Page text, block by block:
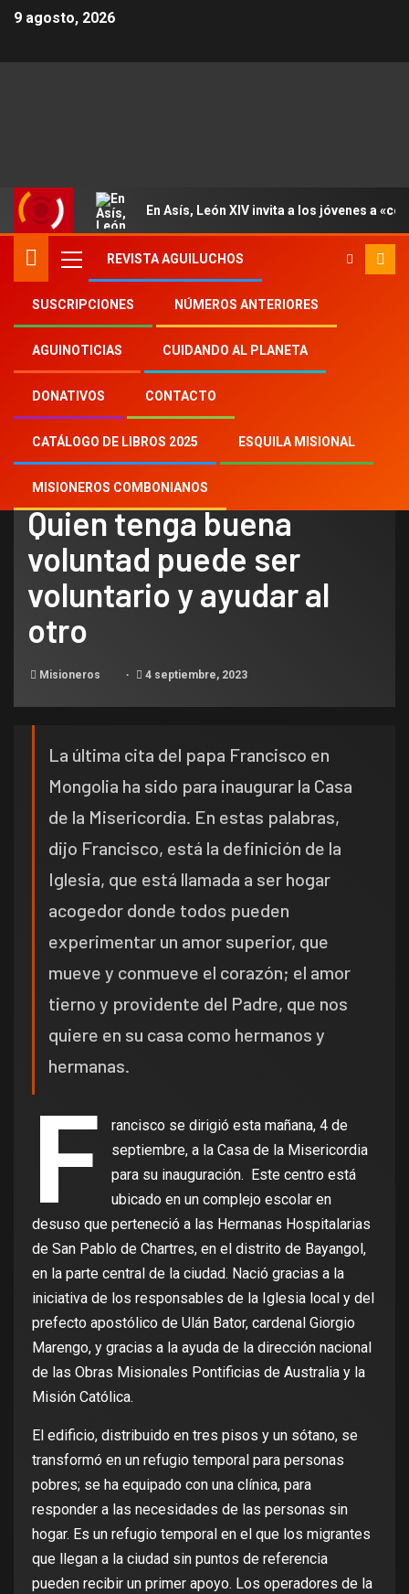
9 agosto, 2026
En Asís, León XIV invita a los jóvenes a
REVISTA AGUILUCHOS
SUSCRIPCIONES NÚMEROS ANTERIORES
AGUINOTICIAS CUIDANDO AL PLANETA
DONATIVOS CONTACTO
CATÁLOGO DE LIBROS 2025 ESQUILA MISIONAL
MISIONEROS COMBONIANOS
Inicio 2023
4
Quien tenga buena voluntad puede ser
voluntario y ayudar al otro
NOTICIAS
Quien tenga buena
voluntad puede ser
voluntario y ayudar al
otro
Misioneros 4 septiembre, 2023
La última cita del papa Francisco en
Mongolia ha sido para inaugurar la Casa
de la Misericordia. En estas palabras,
dijo Francisco, está la definición de la
Iglesia, que está llamada a ser hogar
acogedor donde todos pueden
experimentar un amor superior, que
mueve y conmueve el corazón; el amor
tierno y providente del Padre, que nos
quiere en su casa como hermanos y
hermanas.
F
rancisco se dirigió esta mañana, 4 de
septiembre, a la Casa de la Misericordia
para su inauguración. Este centro está
ubicado en un complejo escolar en
desuso que perteneció a las Hermanas Hospitalarias
de San Pablo de Chartres, en el distrito de Bayangol,
en la parte central de la ciudad. Nació gracias a la
iniciativa de los responsables de la Iglesia local y del
prefecto apostólico de Ulán Bator, cardenal Giorgio
Marengo, y gracias a la ayuda de la dirección nacional
de las Obras Misionales Pontificias de Australia y la
Misión Católica.
El edificio, distribuido en tres pisos y un sótano, se
transformó en un refugio temporal para personas
pobres; se ha equipado con una clínica, para
responder a las necesidades de las personas sin
hogar. Es un refugio temporal en el que los migrantes
que llegan a la ciudad sin puntos de referencia
pueden recibir un primer apoyo. Los operadores de la